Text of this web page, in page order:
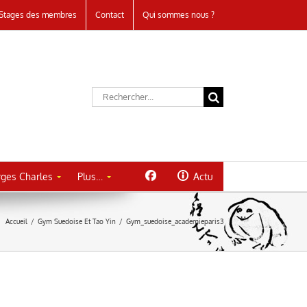
des membres Contact Qui sommes nous ?
Rechercher:
Charles Plus… Actu
Accueil / Gym Suedoise Et Tao Yin / Gym_suedoise_academieparis3